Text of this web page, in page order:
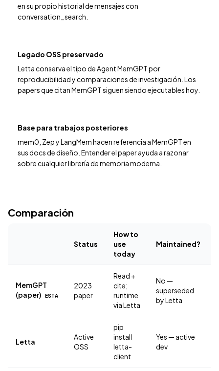
en su propio historial de mensajes con
conversation_search.
Legado OSS preservado
Letta conserva el tipo de Agent MemGPT por
reproducibilidad y comparaciones de investigación. Los
papers que citan MemGPT siguen siendo ejecutables hoy.
Base para trabajos posteriores
mem0, Zep y LangMem hacen referencia a MemGPT en
sus docs de diseño. Entender el paper ayuda a razonar
sobre cualquier librería de memoria moderna.
Comparación
Status
How to
use
today
Maintained?
MemGPT
(paper)
ESTA
2023
paper
Read +
cite;
runtime
via Letta
No —
superseded
by Letta
Letta
Active
OSS
pip
install
letta-
client
Yes — active
dev